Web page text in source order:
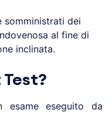
somministrati dei
al fine di
inclinata.
esame eseguito da